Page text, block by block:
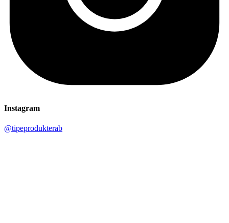
Instagram
@tipeprodukterab